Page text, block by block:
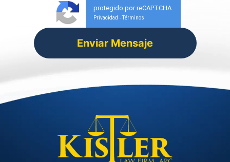
protegido por reCAPTCHA
Privacidad - Términos